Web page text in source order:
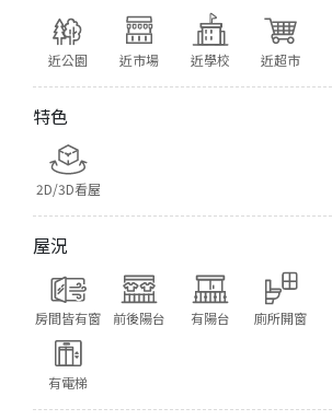
近公園 近市場 近學校 近超市
特色
2D/3D看屋
屋況
房間皆有窗 前後陽台 有陽台 廁所開窗
有電梯